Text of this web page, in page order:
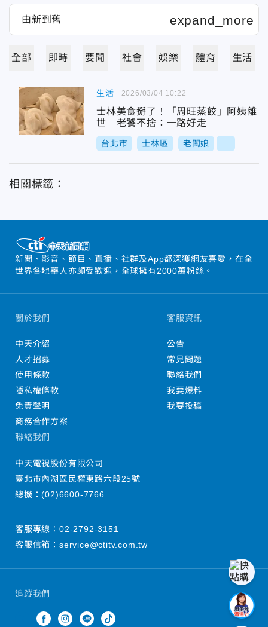
全部 即時 要聞 社會 娛樂 體育 生活
生活
士林美食掰了！「周旺蒸餃」阿姨離
世 老饕不捨：一路好走
台北市 士林區 老闆娘
2026/03/04 10:22
相關標籤：
新聞、影音、節目、直播、社群及App都深獲網友喜愛，在全
世界各地華人亦頗受歡迎，全球擁有2000萬粉絲。
追蹤我們
關於我們
中天介紹
人才招募
使用條款
隱私權條款
免責聲明
商務合作方案
客服資訊
公告
常見問題
聯絡我們
我要爆料
我要投稿
聯絡我們
中天電視股份有限公司
臺北市內湖區民權東路六段25號
總機：(02)6600-7766
客服專線： 02-2792-3151
客服信箱： service@ctitv.com.tw